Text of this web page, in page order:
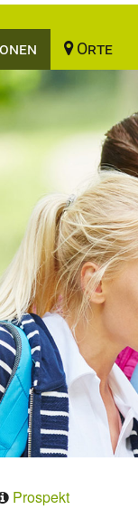
Orte
Prospekt